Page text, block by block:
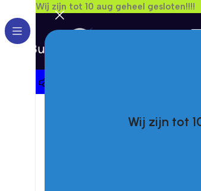
Wij zijn tot
Wij zijn tot 10 aug geheel gesloten!!!!